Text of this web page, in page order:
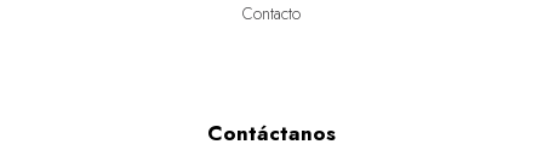
Contacto
Contáctanos